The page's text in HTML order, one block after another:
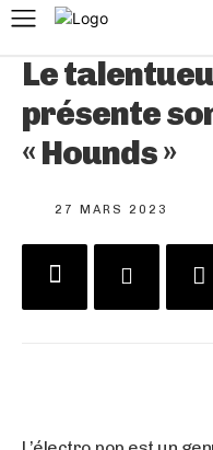
Le
présente
« Hounds »
27 MARS 2023